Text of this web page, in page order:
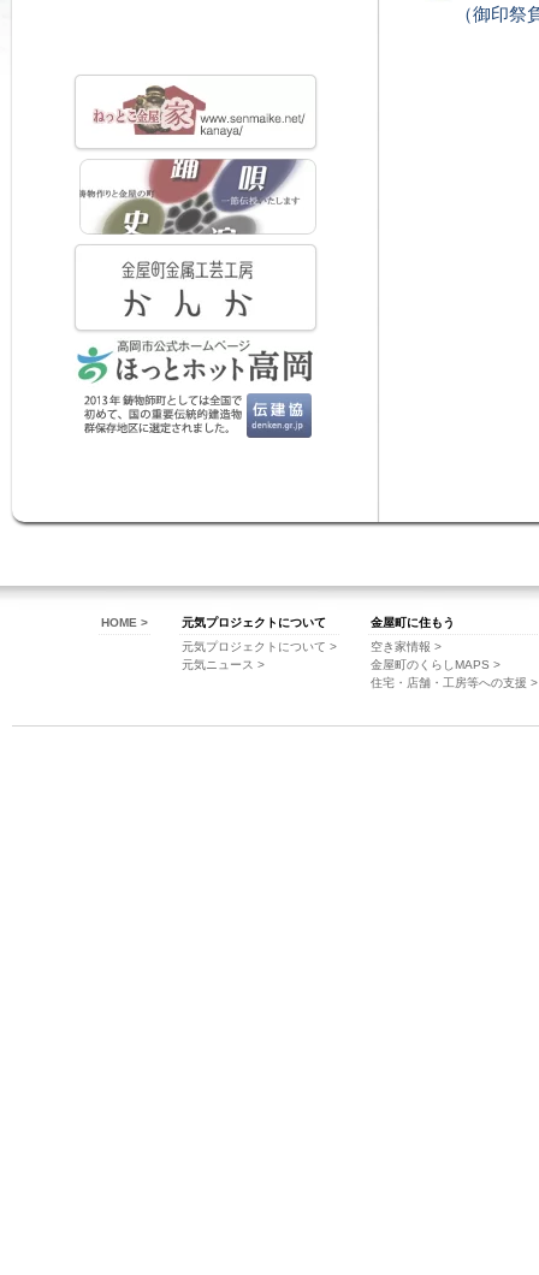
（御印
HOME >
元気プロジェクトについて
元気プロジェクトについて >
元気ニュース >
金屋町に住もう
空き家情報 >
金屋町のくらしMAPS >
住宅・店舗・工房等への支援 >